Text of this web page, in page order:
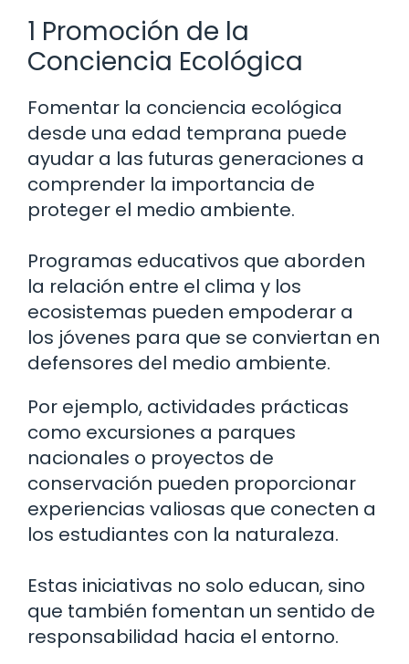
1 Promoción de la
Conciencia Ecológica
Fomentar la conciencia ecológica
desde una edad temprana puede
ayudar a las futuras generaciones a
comprender la importancia de
proteger el medio ambiente.
Programas educativos que aborden
la relación entre el clima y los
ecosistemas pueden empoderar a
los jóvenes para que se conviertan en
defensores del medio ambiente.
Por ejemplo, actividades prácticas
como excursiones a parques
nacionales o proyectos de
conservación pueden proporcionar
experiencias valiosas que conecten a
los estudiantes con la naturaleza.
Estas iniciativas no solo educan, sino
que también fomentan un sentido de
responsabilidad hacia el entorno.